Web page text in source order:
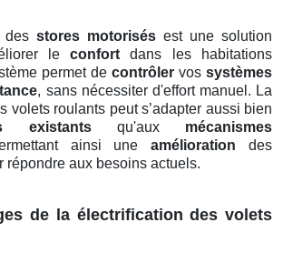
des stores motorisés est une solution
leconfort dans les habitations
permet de contrôler vos systèmes
, sans nécessiter d'effort manuel. La
volets roulants peut s’adapter aussi bien
existantsqu'aux mécanismes
ainsi uneamélioration des
répondre aux besoins actuels.
de la électrification des volets